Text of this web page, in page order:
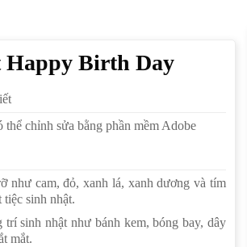
Happy Birth Day
chỉnh sửa bằng phần mềm Adobe
như cam, đỏ, xanh lá, xanh dương và tím
sinh nhật.
sinh nhật như bánh kem, bóng bay, dây
mắt.